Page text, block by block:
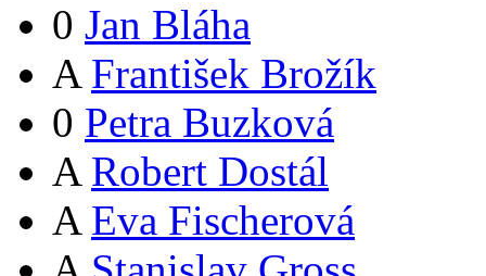
0 Jan Bláha
A František Brožík
0 Petra Buzková
A Robert Dostál
A Eva Fischerová